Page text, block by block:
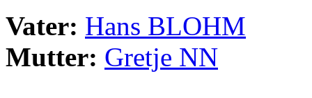
Vater: Hans BLOHM
Mutter: Gretje NN